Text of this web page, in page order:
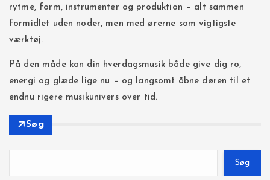
rytme, form, instrumenter og produktion – alt sammen
formidlet uden noder, men med ørerne som vigtigste
værktøj.
På den måde kan din hverdagsmusik både give dig ro,
energi og glæde lige nu – og langsomt åbne døren til et
endnu rigere musikunivers over tid.
Søg
Søg